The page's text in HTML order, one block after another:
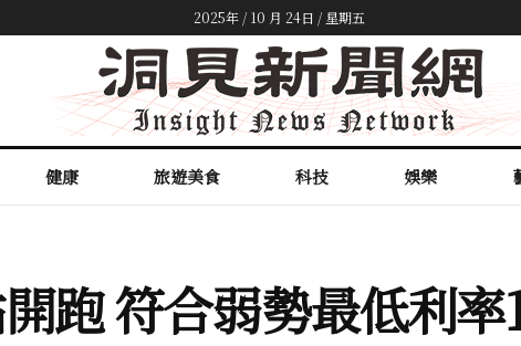
2025年 / 10 月 24日 / 星期五
健康 旅遊美食 科技 娛樂
跑 符合弱勢最低利率